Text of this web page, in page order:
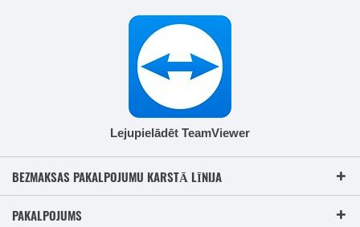
Lejupielādēt TeamViewer
BEZMAKSAS PAKALPOJUMU KARSTĀ LĪNIJA
PAKALPOJUMS